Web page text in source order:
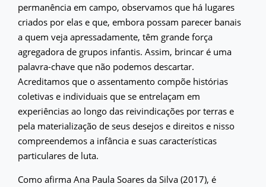
permanência em campo, observamos que há lugares
criados por elas e que, embora possam parecer banais
a quem veja apressadamente, têm grande força
agregadora de grupos infantis. Assim, brincar é uma
palavra-chave que não podemos descartar.
Acreditamos que o assentamento compõe histórias
coletivas e individuais que se entrelaçam em
experiências ao longo das reivindicações por terras e
pela materialização de seus desejos e direitos e nisso
compreendemos a infância e suas características
particulares de luta.
Como afirma Ana Paula Soares da Silva (2017), é